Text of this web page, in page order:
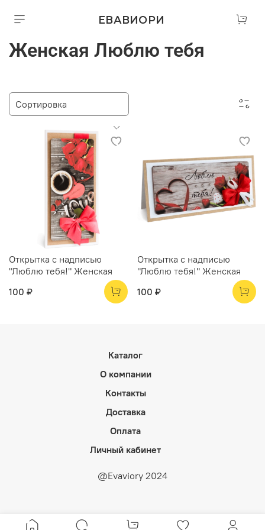
ЕВАВИОРИ
Женская Люблю тебя
Открытка с надписью
"Люблю тебя!" Женская
100 ₽
Открытка с надписью
"Люблю тебя!" Женская
100 ₽
Каталог
О компании
Контакты
Доставка
Оплата
Личный кабинет
@Evaviory 2024